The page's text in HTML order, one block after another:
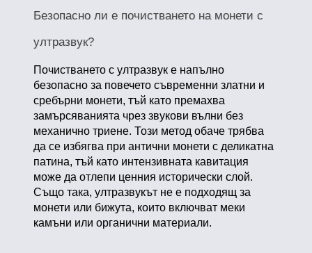
Безопасно ли е почистването на монети с
ултразвук?
Почистването с ултразвук е напълно
безопасно за повечето съвременни златни и
сребърни монети, тъй като премахва
замърсяванията чрез звукови вълни без
механично триене. Този метод обаче трябва
да се избягва при антични монети с деликатна
патина, тъй като интензивната кавитация
може да отлепи ценния исторически слой.
Също така, ултразвукът не е подходящ за
монети или бижута, които включват меки
камъни или органични материали.